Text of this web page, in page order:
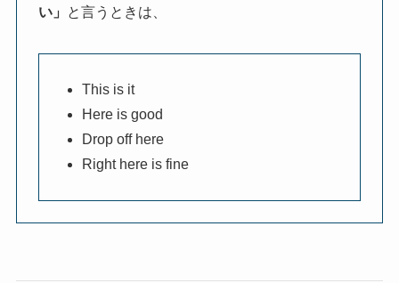
い」
と言うときは、
This is it
Here is good
Drop off here
Right here is fine